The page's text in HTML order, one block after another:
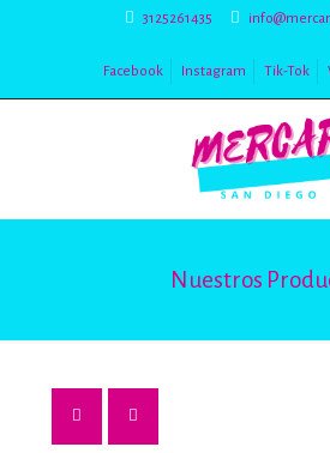
3125261435
Facebook Instagram Tik-Tok
Nuestros